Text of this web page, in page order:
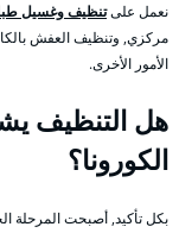
نعمل علىتنظيف وغسيل
مركزي, وتنظيف العفش
الأمور الأخرى.
هل التنظيف
الكورونا؟
بكل تأكيد, أصبحت المرحلة